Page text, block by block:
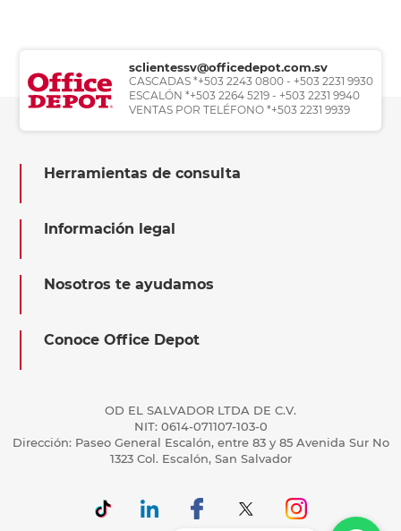
sclientessv@officedepot.com.sv
CASCADAS *+503 2243 0800 - +503 2231 9930
ESCALÓN *+503 2264 5219 - +503 2231 9940
VENTAS POR TELÉFONO *+503 2231 9939
Herramientas de consulta
Información legal
Nosotros te ayudamos
Conoce Office Depot
OD EL SALVADOR LTDA DE C.V.
NIT: 0614-071107-103-0
Dirección: Paseo General Escalón, entre 83 y 85 Avenida Sur No
1323 Col. Escalón, San Salvador